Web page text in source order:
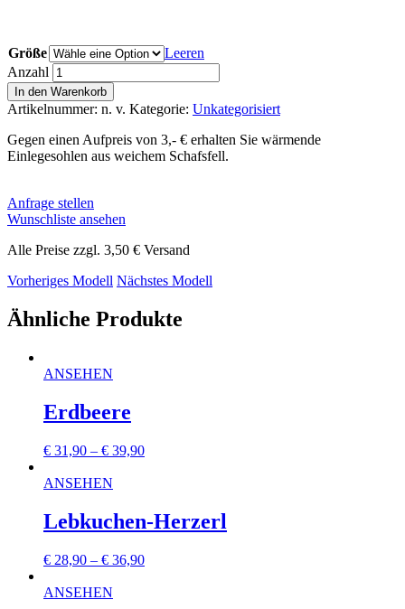
Größe
Leeren
Anzahl
In den Warenkorb
Artikelnummer: n. v. Kategorie: Unkategorisiert
Gegen einen Aufpreis von 3,- € erhalten Sie wärmende
Einlegesohlen aus weichem Schafsfell.
Anfrage stellen
Wunschliste ansehen
Alle Preise zzgl. 3,50 € Versand
Vorheriges Modell Nächstes Modell
Ähnliche Produkte
ANSEHEN
Erdbeere
€ 31,90 – € 39,90
ANSEHEN
Lebkuchen-Herzerl
€ 28,90 – € 36,90
ANSEHEN